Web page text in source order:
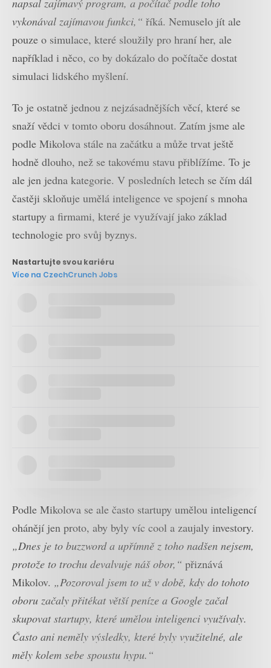
vykonával zajímavou funkci,“ říká. Nemuselo jít ale
pouze o simulace, které sloužily pro hraní her, ale
například i něco, co by dokázalo do počítače dostat
simulaci lidského myšlení.
To je ostatně jednou z nejzásadnějších věcí, které se
snaží vědci v tomto oboru dosáhnout. Zatím jsme ale
podle Mikolova stále na začátku a může trvat ještě
hodně dlouho, než se takovému stavu přiblížíme. To je
ale jen jedna kategorie. V posledních letech se čím dál
častěji skloňuje umělá inteligence ve spojení s mnoha
startupy a firmami, které je využívají jako základ
technologie pro svůj byznys.
Nastartujte svou kariéru
Více na CzechCrunch Jobs
Podle Mikolova se ale často startupy umělou inteligencí
ohánějí jen proto, aby byly víc cool a zaujaly investory.
„Dnes je to buzzword a upřímně z toho nadšen nejsem,
protože to trochu devalvuje náš obor,“ přiznává
Mikolov. „Pozoroval jsem to už v době, kdy do tohoto
oboru začaly přitékat větší peníze a Google začal
skupovat startupy, které umělou inteligenci využívaly.
Často ani neměly výsledky, které byly využitelné, ale
měly kolem sebe spoustu hypu.“